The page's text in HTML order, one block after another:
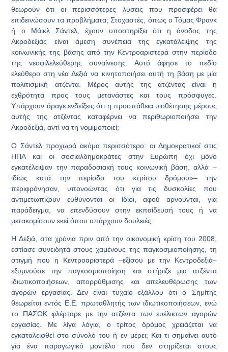
θεωρούν ότι οι περισσότερες λύσεις που προσφέρει θα
επιδεινώσουν τα προβλήματα; Στοχαστές, όπως ο Τόμας Φρανκ
ή ο Μάικλ Σάντελ, έχουν υποστηρίξει ότι η άνοδος της
Ακροδεξιάς είναι άμεση συνέπεια της εγκατάλειψης της
κοινωνικής της βάσης από την Κεντροαριστερά στην περίοδο
της νεοφιλελεύθερης συναίνεσης. Αυτό άφησε το πεδίο
ελεύθερο στη νέα Δεξιά να κινητοποιήσει αυτή τη βάση με μία
πολιτισμική ατζέντα. Μέρος αυτής της ατζέντας είναι η
εχθρότητα προς τους μετανάστες και τους πρόσφυγες.
Υπάρχουν άραγε ενδείξεις ότι η προσπάθεια υιοθέτησης μέρους
αυτής της ατζέντας καταφέρνει να περιθωριοποιήσει την
Ακροδεξιά, αντί να τη νομιμοποιεί;
Ο Σάντελ προχωρά ακόμα περισσότερο: οι Δημοκρατικοί στις
ΗΠΑ και οι σοσιαλδημοκράτες στην Ευρώπη όχι μόνο
εγκατέλειψαν την παραδοσιακή τους κοινωνική βάση, αλλά –
ιδίως κατά την περίοδο του «τρίτου δρόμου»– την
περιφρόνησαν, υπονοώντας ότι για τις δυσκολίες που
αντιμετωπίζουν ευθύνονται οι ίδιοι, αφού αρνούνται, για
παράδειγμα, να επενδύσουν στην εκπαίδευσή τους ή να
μετακομίσουν εκεί όπου υπάρχουν δουλειές.
Η Δεξιά, στα χρόνια πριν από την οικονομική κρίση του 2008,
εστίασε συνειδητά στους χαμένους της παγκοσμιοποίησης, τη
στιγμή που η Κεντροαριστερά –εξίσου με την Κεντροδεξιά–
εξυμνούσε την παγκοσμιοποίηση και στήριζε μια ατζέντα
ιδιωτικοποιήσεων, απορρύθμισης και απελευθέρωσης των
αγορών εργασίας. Δεν είναι τυχαίο εξάλλου ότι ο Σημίτης
θεωρείται εντός Ε.Ε. πρωταθλητής των ιδιωτικοποιήσεων, ενώ
το ΠΑΣΟΚ φλέρταρε με την ατζέντα των ευέλικτων αγορών
εργασίας. Με λίγα λόγια, ο τρίτος δρόμος χρειάζεται να
εγκαταλειφθεί στο σύνολό του ή εν μέρει; Και τι σημαίνει αυτό
για ένα παραγωγικό μοντέλο που δεν στηρίζεται στους